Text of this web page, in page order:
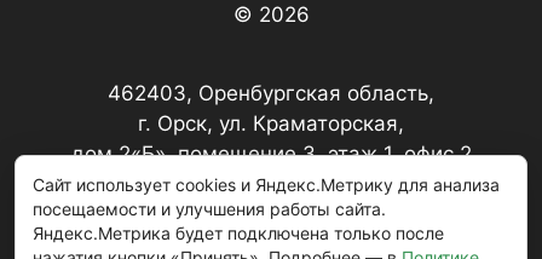
© 2026
462403, Оренбургская область,
г. Орск, ул. Краматорская,
дом 2«Б», помещение 3, этаж 1, офис 2
+7 (3537) 22-17-67, 22-20-79
Сайт использует cookies и Яндекс.Метрику для анализа
посещаемости и улучшения работы сайта.
Яндекс.Метрика будет подключена только после